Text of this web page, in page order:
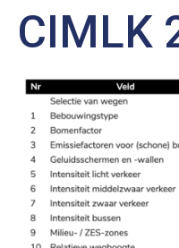
CIMLK